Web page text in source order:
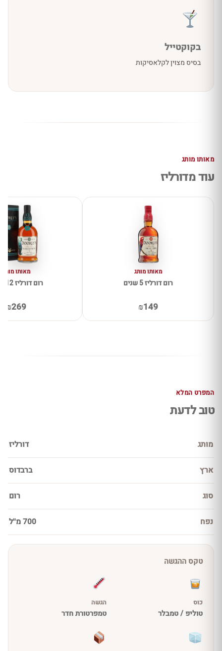
בקוקטייל
בסיס מצוין לקלאסיקות
מאותו מותג
עוד מדורליז
מאותו מותג
רום דורליז 5 שנים
₪149
מאותו מותג
רום דורליז 12 שנים
₪269
המפרט המלא
טוב לדעת
מותג דורליז
ארץ ברבדוס
סוג רום
נפח 700 מ''ל
טקס ההגשה
כוס
טוליפ / טמבלר
הגשה
טמפרטורת חדר